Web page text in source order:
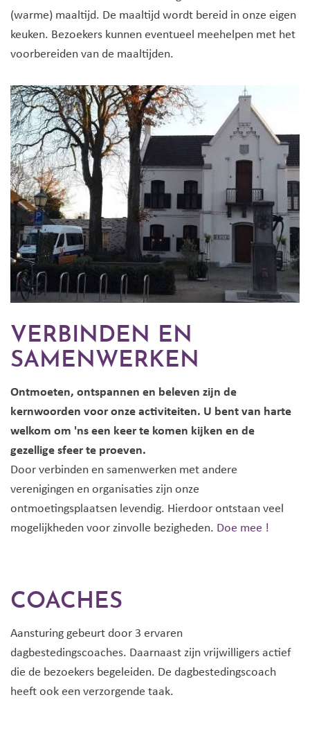
(warme) maaltijd. De maaltijd wordt bereid in onze eigen
keuken. Bezoekers kunnen eventueel meehelpen met het
voorbereiden van de maaltijden.
VERBINDEN EN
SAMENWERKEN
Ontmoeten, ontspannen en beleven zijn de
kernwoorden voor onze activiteiten. U bent van harte
welkom om 'ns een keer te komen kijken en de
gezellige sfeer te proeven.
Door verbinden en samenwerken met andere
verenigingen en organisaties zijn onze
ontmoetingsplaatsen levendig. Hierdoor ontstaan veel
mogelijkheden voor zinvolle bezigheden. Doe mee !
COACHES
Aansturing gebeurt door 3 ervaren
dagbestedingscoaches. Daarnaast zijn vrijwilligers actief
die de bezoekers begeleiden. De dagbestedingscoach
heeft ook een verzorgende taak.